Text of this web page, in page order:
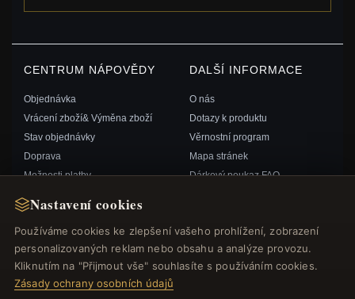
Nastavení cookies
Používáme cookies ke zlepšení vašeho prohlížení, zobrazení
personalizovaných reklam nebo obsahu a analýze provozu.
Kliknutím na "Přijmout vše" souhlasíte s používáním cookies.
Zásady ochrany osobních údajů
CENTRUM NÁPOVĚDY
Objednávka
Vrácení zboží& Výměna zboží
Stav objednávky
Doprava
Možnosti platby
Kontaktujte nás
DALŠÍ INFORMACE
O nás
Dotazy k produktu
Věrnostní program
Mapa stránek
Dárkový poukaz FAQ
RYCHLÉ ODKAZY
Nové produkty
SLEDUJTE NÁS